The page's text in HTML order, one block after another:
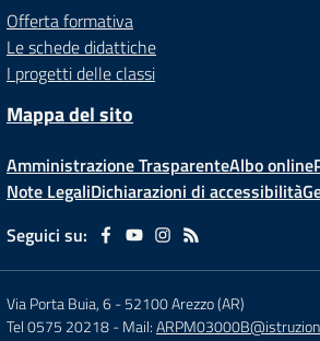
Offerta formativa
Le schede didattiche
I progetti delle classi
Mappa del sito
Amministrazione TrasparenteAlbo online
Note LegaliDichiarazioni di accessibilità
Seguici su:
Via Porta Buia, 6-52100 Arezzo (AR)
Tel 0575 20218- Mail: